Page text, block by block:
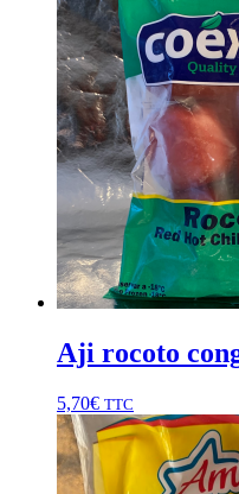
Aji rocoto
5,70€ TTC